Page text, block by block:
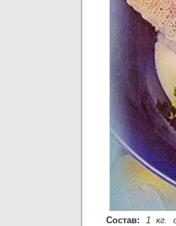
Состав: 1 кг.